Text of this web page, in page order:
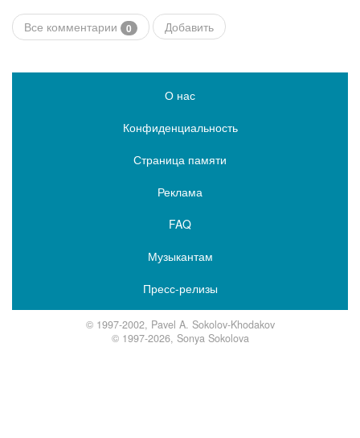
Все комментарии 0 Добавить
О нас
Конфиденциальность
Страница памяти
Реклама
FAQ
Музыкантам
Пресс-релизы
© 1997-2002, Pavel A. Sokolov-Khodakov
© 1997-2026, Sonya Sokolova